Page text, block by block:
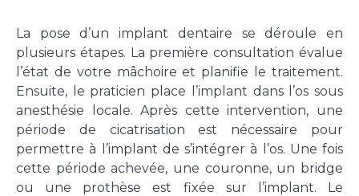
La pose d’un implant dentaire se déroule en
plusieurs étapes. La première consultation évalue
l’état de votre mâchoire et planifie le traitement.
Ensuite, le praticien place l’implant dans l’os sous
anesthésie locale. Après cette intervention, une
période de cicatrisation est nécessaire pour
permettre à l’implant de s’intégrer à l’os. Une fois
cette période achevée, une couronne, un bridge
ou une prothèse est fixée sur l’implant. Le